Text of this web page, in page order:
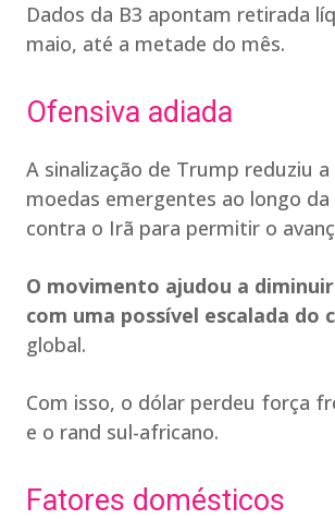
Dados da B3 apontam retirada
maio, até a metade do mês.
Ofensiva adiada
A sinalização de Trump reduziu
moedas emergentes ao longo
contra o Irã para permitir o
O movimento ajudou a
com uma possível escalada
global.
Com isso, o dólar perdeu força
e o rand sul-africano.
Fatores domésticos